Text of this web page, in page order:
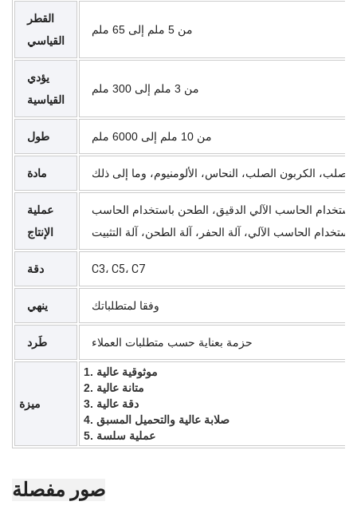
القطر
القياسي
من 5 ملم إلى 65 ملم
يؤدي
القياسية
من 3 ملم إلى 300 ملم
طول من 10 ملم إلى 6000 ملم
مادة الصلب، الكربون الصلب، النحاس، الألومنيوم، وما إلى ذلك
عملية
الإنتاج
الحاسب الآلي الدقيق، الطحن باستخدام الحاسب
دقة C3، C5، C7
ينهي وفقا لمتطلباتك
طَرد حزمة بعناية حسب متطلبات العملاء
ميزة
1. موثوقية عالية
2. متانة عالية
3. دقة عالية
4. صلابة عالية والتحميل المسبق
5. عملية سلسة
صور مفصلة